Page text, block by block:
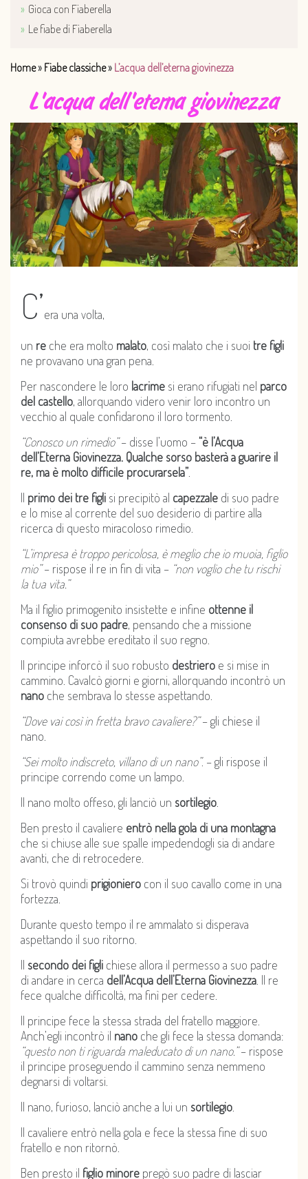
Home» Fiabe classiche» L’acqua dell’eterna giovinezza
L'acqua dell'eterna giovinezza
C’era una volta,
un re che era molto malato, così malato che i suoi tre figli
ne provavano una gran pena.
Per nascondere le loro lacrime si erano rifugiati nel parco
del castello, allorquando videro venir loro incontro un
vecchio al quale confidarono il loro tormento.
“Conosco un rimedio”– disse l’uomo –“è l’Acqua
dell’Eterna Giovinezza. Qualche sorso basterà a guarire il
re, ma è molto difficile procurarsela”.
Il primo dei tre figli si precipitò al capezzale di suo padre
e lo mise al corrente del suo desiderio di partire alla
ricerca di questo miracoloso rimedio.
“L’impresa è troppo pericolosa, è meglio che io muoia, figlio
mio”– rispose il re in fin di vita – “non voglio che tu rischi
la tua vita.”
Ma il figlio primogenito insistette e infine ottenne il
consenso di suo padre, pensando che a missione
compiuta avrebbe ereditato il suo regno.
Il principe inforcò il suo robusto destriero e si mise in
cammino. Cavalcò giorni e giorni, allorquando incontrò un
nano che sembrava lo stesse aspettando.
“Dove vai così in fretta bravo cavaliere?”– gli chiese il
nano.
“Sei molto indiscreto, villano di un nano”. – gli rispose il
principe correndo come un lampo.
Il nano molto offeso, gli lanciò un sortilegio
Ben presto il cavaliere entrò nella gola di una montagna
che si chiuse alle sue spalle impedendogli sia di andare
avanti, che di retrocedere.
Si trovò quindi prigioniero con il suo cavallo come in una
fortezza.
Durante questo tempo il re ammalato si disperava
aspettando il suo ritorno.
Il secondo dei figli chiese allora il permesso a suo padre
di andare in cerca dell’Acqua dell’Eterna Giovinezza . Il re
fece qualche difficoltà, ma finì per cedere.
Il principe fece la stessa strada del fratello maggiore.
Anch’egli incontrò il nano che gli fece la stessa domanda:
“questo non ti riguarda maleducato di un nano.”– rispose
il principe proseguendo il cammino senza nemmeno
degnarsi di voltarsi.
Il nano, furioso, lanciò anche a lui un sortilegio
Il cavaliere entrò nella gola e fece la stessa fine di suo
fratello e non ritornò.
Ben presto il figlio minore pregò suo padre di lasciar
Gioca con Fiaberella
Le fiabe di Fiaberella